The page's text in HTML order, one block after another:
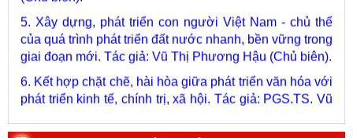
5. Xây dựng, phát triển con người Việt Nam - chủ thể
của quá trình phát triển đất nước nhanh, bền vững trong
giai đoạn mới. Tác giả: Vũ Thị Phương Hậu (Chủ biên).
6. Kết hợp chặt chẽ, hài hòa giữa phát triển văn hóa với
phát triển kinh tế, chính trị, xã hội. Tác giả: PGS.TS. Vũ
Văn Phúc (Chủ biên).
7. Chủ quyền của Việt Nam ở Hoàng Sa, Trường Sa